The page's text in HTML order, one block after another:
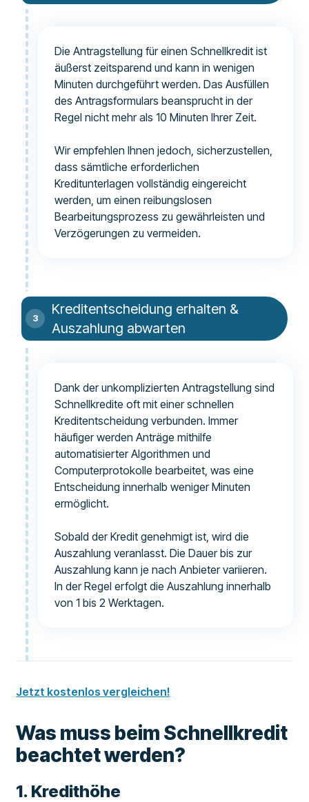
Die Antragstellung für einen Schnellkredit ist
äußerst zeitsparend und kann in wenigen
Minuten durchgeführt werden. Das Ausfüllen
des Antragsformulars beansprucht in der
Regel nicht mehr als 10 Minuten Ihrer Zeit.
Wir empfehlen Ihnen jedoch, sicherzustellen,
dass sämtliche erforderlichen
Kreditunterlagen vollständig eingereicht
werden, um einen reibungslosen
Bearbeitungsprozess zu gewährleisten und
Verzögerungen zu vermeiden.
Kreditentscheidung erhalten &
Auszahlung abwarten
Dank der unkomplizierten Antragstellung sind
Schnellkredite oft mit einer schnellen
Kreditentscheidung verbunden. Immer
häufiger werden Anträge mithilfe
automatisierter Algorithmen und
Computerprotokolle bearbeitet, was eine
Entscheidung innerhalb weniger Minuten
ermöglicht.
Sobald der Kredit genehmigt ist, wird die
Auszahlung veranlasst. Die Dauer bis zur
Auszahlung kann je nach Anbieter variieren.
In der Regel erfolgt die Auszahlung innerhalb
von 1 bis 2 Werktagen.
Jetzt kostenlos vergleichen!
Was muss beim Schnellkredit
beachtet werden?
​1. Kredithöhe